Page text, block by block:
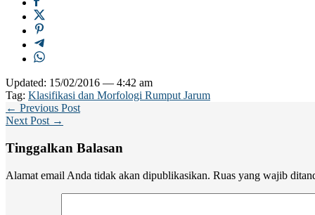
Updated: 15/02/2016 — 4:42 am
Tag: Klasifikasi dan Morfologi Rumput Jarum
← Previous Post
Next Post →
Tinggalkan Balasan
Alamat email Anda tidak akan dipublikasikan. Ruas yang wajib